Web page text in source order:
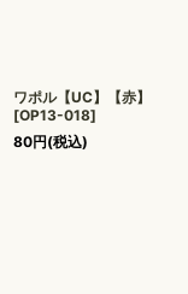
ワポル【UC】【赤】
[OP13-018]
80円(税込)